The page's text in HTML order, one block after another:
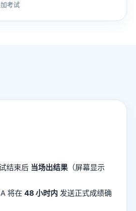
考试
结束后 当场出结果（屏幕显示
将在 48 小时内发送正式成绩确